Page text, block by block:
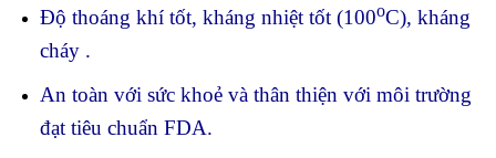
Độ thoáng khí tốt, kháng nhiệt tốt (100oC), kháng
cháy .
An toàn với sức khoẻ và thân thiện với môi trường
đạt tiêu chuẩn FDA.